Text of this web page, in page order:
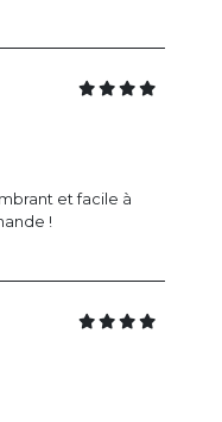
et facile à
!